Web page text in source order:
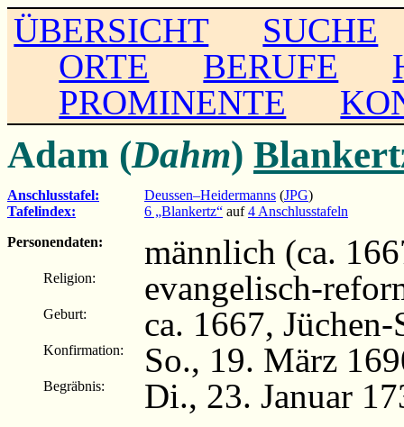
ÜBERSICHT
SUCHE
ORTE
BERUFE
PROMINENTE
Adam (Dahm)
Anschlusstafel: Deussen–Heidermanns (JPG)
Tafelindex:
6 „Blankertz“ auf4 Anschlusstafeln
Personendaten:
männlich (ca.
Religion: evangelisch-
Geburt: ca. 1667,
Konfirmation: So., 19. März
Begräbnis: Di., 23. Januar